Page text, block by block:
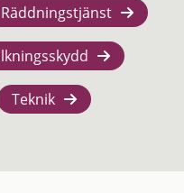
Räddningstjänst
Teknik